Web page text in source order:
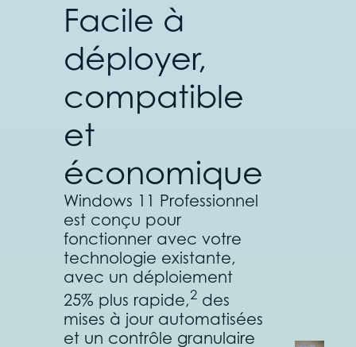
Facile à
déployer,
compatible
et
économique
Windows 11 Professionnel
est conçu pour
fonctionner avec votre
technologie existante,
avec un déploiement
25% plus rapide,2 des
mises à jour automatisées
et un contrôle granulaire